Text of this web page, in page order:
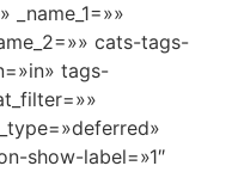
_name_1=»»
cats-tags-
tags-
show-label=»1″